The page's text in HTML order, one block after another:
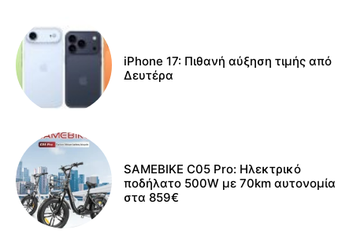
iPhone 17: Πιθανή αύξηση τιμής από
Δευτέρα
SAMEBIKE C05 Pro: Ηλεκτρικό
ποδήλατο 500W με 70km αυτονομία
στα 859€